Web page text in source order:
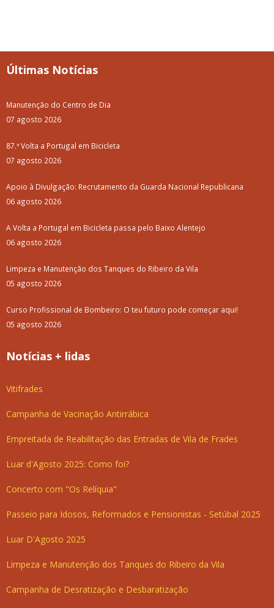
Últimas Notícias
Manutenção do Centro de Dia
07 agosto 2026
87.ª Volta a Portugal em Bicicleta
07 agosto 2026
Apoio à Divulgação: Recrutamento da Guarda Nacional Republicana
06 agosto 2026
A Volta a Portugal em Bicicleta passa pelo Baixo Alentejo
06 agosto 2026
Limpeza e Manutenção dos Tanques do Ribeiro da Vila
05 agosto 2026
Curso Profissional de Bombeiro: O teu futuro pode começar aqui!
05 agosto 2026
Notícias + lidas
Vitifrades
Campanha de Vacinação Antirrábica
Empreitada de Reabilitação das Entradas de Vila de Frades
Luar d'Agosto 2025: Como foi?
Concerto com "Os Relíquia"
Passeio para Idosos, Reformados e Pensionistas - Setúbal 2025
Luar D'Agosto 2025
Limpeza e Manutenção dos Tanques do Ribeiro da Vila
Campanha de Desratização e Desbaratização